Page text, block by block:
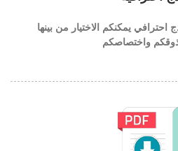
أكثر من 30 نموذج احترافي يمكنكم الاختيار من بينها
واختصاصكم